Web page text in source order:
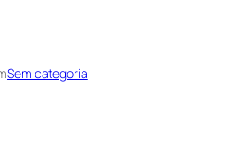
Sem categoria